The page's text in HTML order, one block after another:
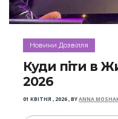
Новини Дозвілля
Куди піти в
2026
01 КВІТНЯ , 2026,BYANNA